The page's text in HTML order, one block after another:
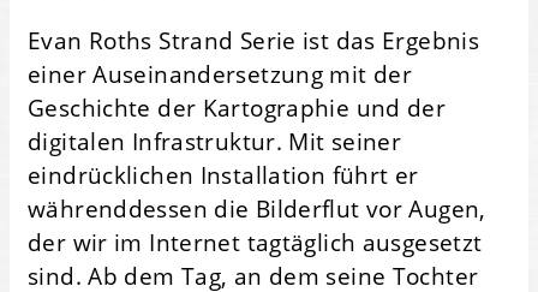
Evan Roths Strand Serie ist das Ergebnis
einer Auseinandersetzung mit der
Geschichte der Kartographie und der
digitalen Infrastruktur. Mit seiner
eindrücklichen Installation führt er
währenddessen die Bilderflut vor Augen,
der wir im Internet tagtäglich ausgesetzt
sind. Ab dem Tag, an dem seine Tochter